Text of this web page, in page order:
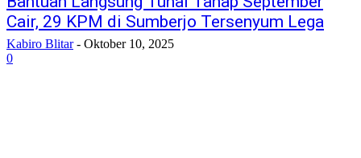
Cair, 29 KPM di Sumberjo Tersenyum Lega
Kabiro Blitar - Oktober 10, 2025
0